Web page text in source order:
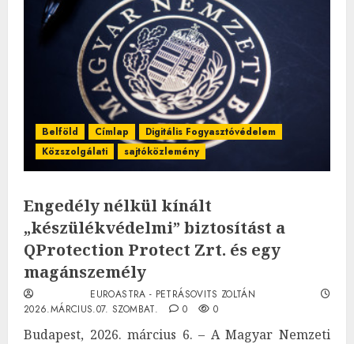
Belföld Címlap
Digitális Fogyasztóvédelem
Közszolgálati
sajtóközlemény
Engedély nélkül kínált
„készülékvédelmi” biztosítást a
QProtection Protect Zrt. és egy
magánszemély
EUROASTRA - PETRÁSOVITS ZOLTÁN
2026.MÁRCIUS.07. SZOMBAT.
0 0
Budapest, 2026. március 6. – A Magyar Nemzeti